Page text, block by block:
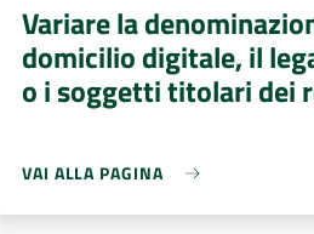
Variare la
domicilio digitale, il
o i soggetti titolari dei
VAI ALLA PAGINA